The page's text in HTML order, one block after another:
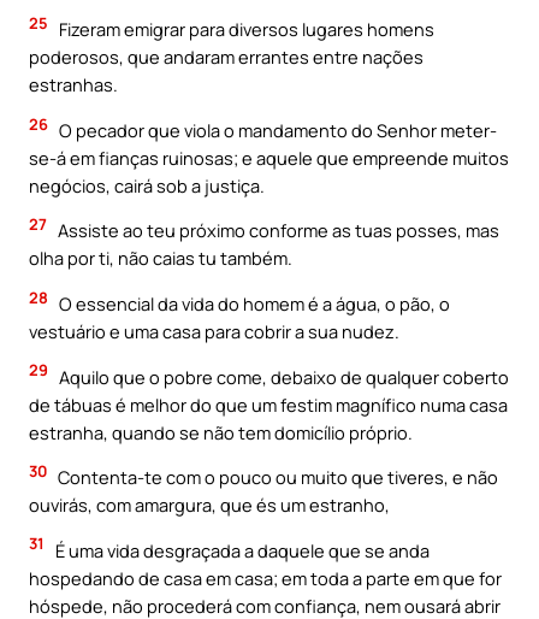
25
Fizeram emigrar para diversos lugares homens
poderosos, que andaram errantes entre nações
estranhas.
26 O pecador que viola o mandamento do Senhor meter-
se-á em fianças ruinosas; e aquele que empreende muitos
negócios, cairá sob a justiça.
27 Assiste ao teu próximo conforme as tuas posses, mas
olha por ti, não caias tu também.
28 O essencial da vida do homem é a água, o pão, o
vestuário e uma casa para cobrir a sua nudez.
29 Aquilo que o pobre come, debaixo de qualquer coberto
de tábuas é melhor do que um festim magnífico numa casa
estranha, quando se não tem domicílio próprio.
30 Contenta-te com o pouco ou muito que tiveres, e não
ouvirás, com amargura, que és um estranho,
31
É uma vida desgraçada a daquele que se anda
hospedando de casa em casa; em toda a parte em que for
hóspede, não procederá com confiança, nem ousará abrir